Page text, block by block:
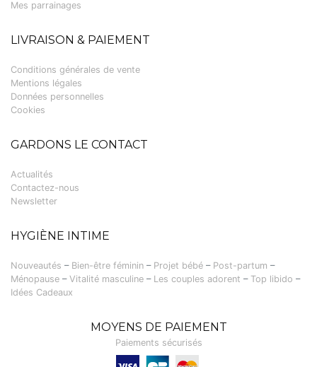
Mes parrainages
LIVRAISON & PAIEMENT
Conditions générales de vente
Mentions légales
Données personnelles
Cookies
GARDONS LE CONTACT
Actualités
Contactez-nous
Newsletter
HYGIÈNE INTIME
Nouveautés – Bien-être féminin – Projet bébé – Post-partum –
Ménopause – Vitalité masculine – Les couples adorent – Top libido –
Idées Cadeaux
MOYENS DE PAIEMENT
Paiements sécurisés